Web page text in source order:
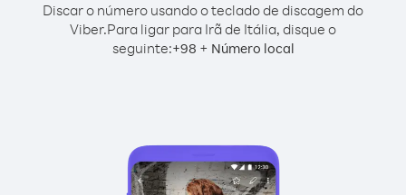
Discar o número usando o teclado de discagem do
Viber.Para ligar para Irã de Itália, disque o
seguinte:+98 + Número local